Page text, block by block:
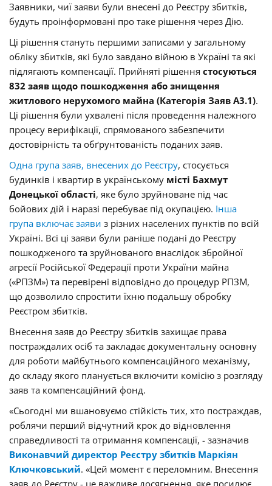
Заявники, чиї заяви були внесені до Реєстру збитків,
будуть проінформовані про таке рішення через Дію.
Ці рішення стануть першими записами у загальному
обліку збитків, які було завдано війною в Україні та які
підлягають компенсації. Прийняті рішення стосуються
832 заяв щодо пошкодження або знищення
житлового нерухомого майна (Категорія Заяв А3.1).
Ці рішення були ухвалені після проведення належного
процесу верифікації, спрямованого забезпечити
достовірність та обґрунтованість поданих заяв.
Одна група заяв, внесених до Реєстру, стосується
будинків і квартир в українському місті Бахмут
Донецької області, яке було зруйноване під час
бойових дій і наразі перебуває під окупацією. Інша
група включає заяви з різних населених пунктів по всій
Україні. Всі ці заяви були раніше подані до Реєстру
пошкодженого та зруйнованого внаслідок збройної
агресії Російської Федерації проти України майна
(«РПЗМ») та перевірені відповідно до процедур РПЗМ,
що дозволило спростити їхню подальшу обробку
Реєстром збитків.
Внесення заяв до Реєстру збитків захищає права
постраждалих осіб та закладає документальну основну
для роботи майбутнього компенсаційного механізму,
до складу якого планується включити комісію з розгляду
заяв та компенсаційний фонд.
«Сьогодні ми вшановуємо стійкість тих, хто постраждав,
роблячи перший відчутний крок до відновлення
справедливості та отримання компенсації, - зазначив
Виконавчий директор Реєстру збитків Маркіян
Ключковський. «Цей момент є переломним. Внесення